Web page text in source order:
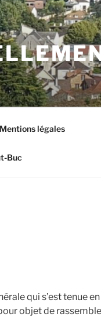
Mentions légales
Buc
qui s’est tenue en
objet de